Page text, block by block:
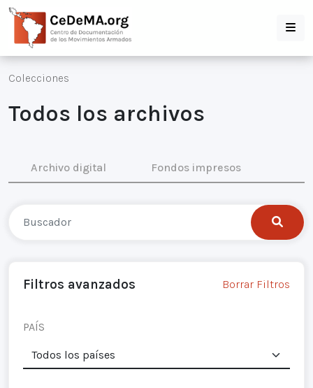
Colecciones
Todos los archivos
Archivo digital Fondos impresos
Filtros avanzados Borrar Filtros
PAÍS